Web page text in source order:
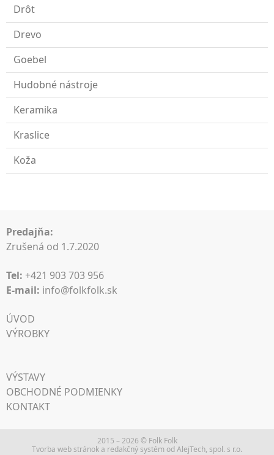
Drôt
Drevo
Goebel
Hudobné nástroje
Keramika
Kraslice
Koža
Predajňa:
Zrušená od 1.7.2020
Tel: +421 903 703 956
E-mail: info@folkfolk.sk
ÚVOD
VÝROBKY
VÝSTAVY
OBCHODNÉ PODMIENKY
KONTAKT
2015 – 2026 © Folk Folk
Tvorba web stránoka redakčný systém odAlejTech, spol. s r.o.